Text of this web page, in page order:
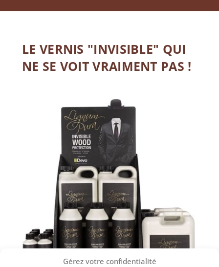
Gérez votre confidentialité
LE VERNIS "INVISIBLE" QUI
NE SE VOIT VRAIMENT PAS !